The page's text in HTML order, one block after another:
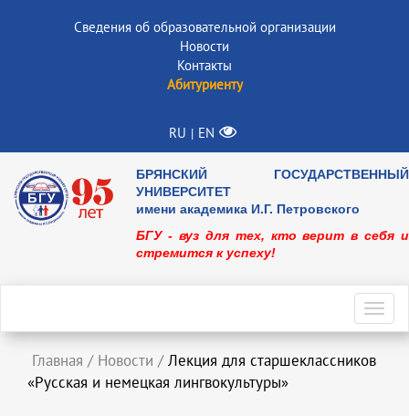
Сведения об образовательной организации
Новости
Контакты
Абитуриенту
RU | EN
БРЯНСКИЙ ГОСУДАРСТВЕННЫЙ
УНИВЕРСИТЕТ
имени академика И.Г. Петровского
БГУ - вуз для тех, кто верит в себя и
стремится к успеху!
Главная / Новости / Лекция для старшеклассников
«Русская и немецкая лингвокультуры»